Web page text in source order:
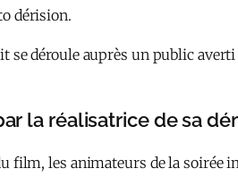
dérision.
se déroule auprès un public
la réalisatrice de sa
film, les animateurs de la soirée